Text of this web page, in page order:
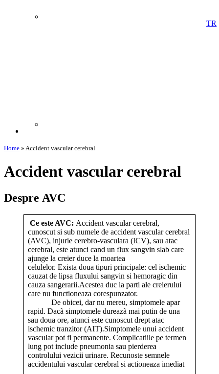
TR
Home » Accident vascular cerebral
Accident vascular cerebral
Despre AVC
Ce este AVC: Accident vascular cerebral,
cunoscut si sub numele de accident vascular cerebral
(AVC), injurie cerebro-vasculara (ICV), sau atac
cerebral, este atunci cand un flux sangvin slab care
ajunge la creier duce la moartea
celulelor. Exista doua tipuri principale: cel ischemic
cauzat de lipsa fluxului sangvin si hemoragic din
cauza sangerarii.Acestea duc la parti ale creierului
care nu functioneaza corespunzator.
De obicei, dar nu mereu, simptomele apar
rapid. Dacã simptomele dureazã mai putin de una
sau doua ore, atunci este cunoscut drept atac
ischemic tranzitor (AIT).Simptomele unui accident
vascular pot fi permanente. Complicatiile pe termen
lung pot include pneumonia sau pierderea
controlului vezicii urinare. Recunoste semnele
accidentului vascular cerebral si actioneaza imediat